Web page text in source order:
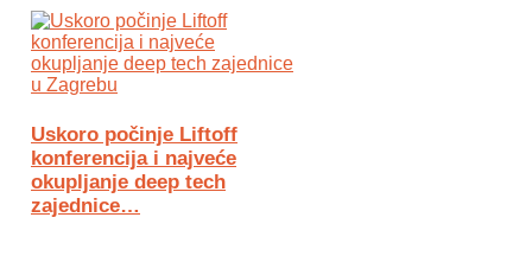
Uskoro počinje Liftoff
konferencija i najveće
okupljanje deep tech
zajednice…